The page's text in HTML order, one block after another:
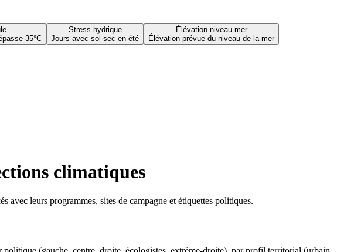
35°C
Stress hydrique
Jours avec sol sec en été
Élévation niveau mer
Élévation prévue du niveau de la mer
climatiques
avec leurs programmes, sites de campagne et étiquettes politiques.